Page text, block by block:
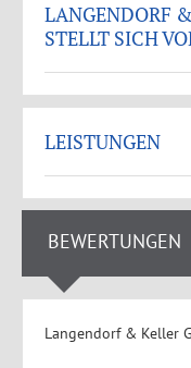
LANGENDORF
STELLT SICH
LEISTUNGEN
BEWERTUNGEN
Langendorf & Keller